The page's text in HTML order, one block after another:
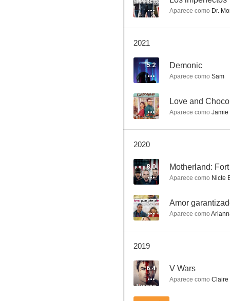
Reaper
7.4
Aparece como Dr.
2021
5.2 Demonic
Aparece como Sam
-- Love and
Aparece como Jamie
2020
8.0 Motherland:
Aparece como Nicte
5.6 Amor
Aparece como
2019
6.4 V Wars
Aparece como Claire